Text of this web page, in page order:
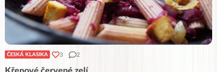
ČESKÁ KLASIKA 3 2